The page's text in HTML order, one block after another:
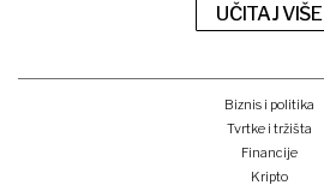
UČITAJ VIŠE
Biznis i politika
Tvrtke i tržišta
Financije
Kripto